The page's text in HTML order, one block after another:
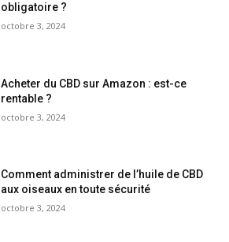
obligatoire ?
octobre 3, 2024
Acheter du CBD sur Amazon : est-ce
rentable ?
octobre 3, 2024
Comment administrer de l’huile de CBD
aux oiseaux en toute sécurité
octobre 3, 2024